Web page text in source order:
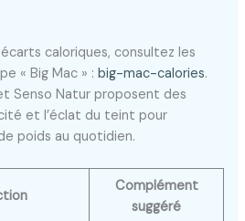
caloriques, consultez les
« Big Mac » :big-mac-calories.
Senso Natur proposent des
et l’éclat du teint pour
poids au quotidien.
Complément
suggéré